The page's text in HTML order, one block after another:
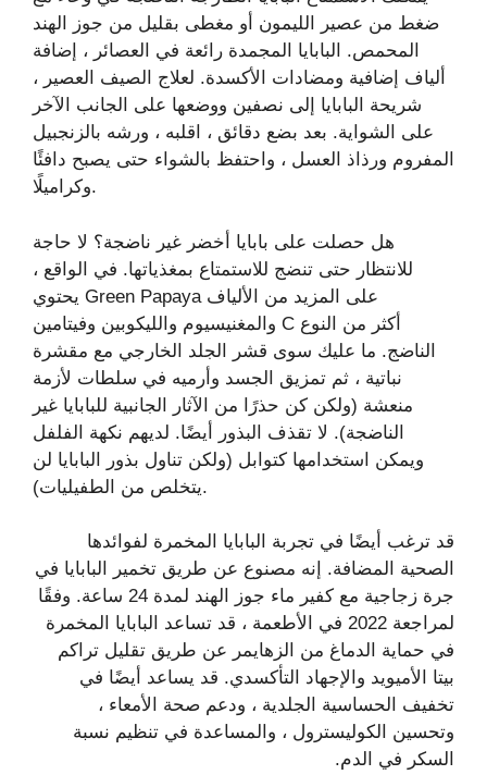
ضغط من عصير الليمون أو مغطى بقليل من جوز الهند
المحمص. البابايا المجمدة رائعة في العصائر ، إضافة
ألياف إضافية ومضادات الأكسدة. لعلاج الصيف العصير ،
شريحة البابايا إلى نصفين ووضعها على الجانب الآخر
على الشواية. بعد بضع دقائق ، اقلبه ، ورشه بالزنجبيل
المفروم ورذاذ العسل ، واحتفظ بالشواء حتى يصبح دافئًا
وكراميلًا.
هل حصلت على بابايا أخضر غير ناضجة؟ لا حاجة
للانتظار حتى تنضج للاستمتاع بمغذياتها. في الواقع ،
يحتوي Green Papaya على المزيد من الألياف
والمغنيسيوم والليكوبين وفيتامين C أكثر من النوع
الناضج. ما عليك سوى قشر الجلد الخارجي مع مقشرة
نباتية ، ثم تمزيق الجسد وأرميه في سلطات لأزمة
منعشة (ولكن كن حذرًا من الآثار الجانبية للبابايا غير
الناضجة). لا تقذف البذور أيضًا. لديهم نكهة الفلفل
ويمكن استخدامها كتوابل (ولكن تناول بذور البابايا لن
يتخلص من الطفيليات).
قد ترغب أيضًا في تجربة البابايا المخمرة لفوائدها
الصحية المضافة. إنه مصنوع عن طريق تخمير البابايا في
جرة زجاجية مع كفير ماء جوز الهند لمدة 24 ساعة. وفقًا
لمراجعة 2022 في الأطعمة ، قد تساعد البابايا المخمرة
في حماية الدماغ من الزهايمر عن طريق تقليل تراكم
بيتا الأميويد والإجهاد التأكسدي. قد يساعد أيضًا في
تخفيف الحساسية الجلدية ، ودعم صحة الأمعاء ،
وتحسين الكوليسترول ، والمساعدة في تنظيم نسبة
السكر في الدم.